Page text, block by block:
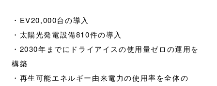
・EV20,000台の導入
・太陽光発電設備810件の導入
・2030年までにドライアイスの使用量ゼロの運用を
構築
・再生可能エネルギー由来電力の使用率を全体の